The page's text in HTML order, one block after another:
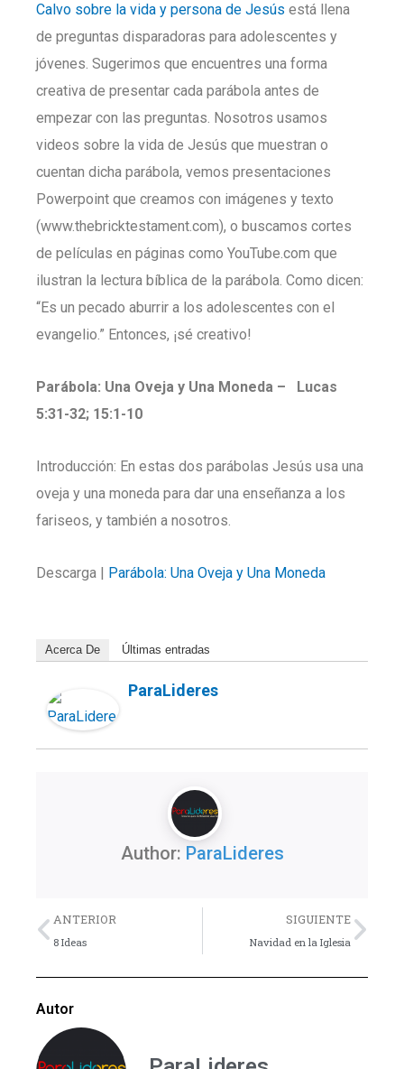
Calvo sobre la vida y persona de Jesús está llena
de preguntas disparadoras para adolescentes y
jóvenes. Sugerimos que encuentres una forma
creativa de presentar cada parábola antes de
empezar con las preguntas. Nosotros usamos
videos sobre la vida de Jesús que muestran o
cuentan dicha parábola, vemos presentaciones
Powerpoint que creamos con imágenes y texto
(www.thebricktestament.com), o buscamos cortes
de películas en páginas como YouTube.com que
ilustran la lectura bíblica de la parábola. Como dicen:
“Es un pecado aburrir a los adolescentes con el
evangelio.” Entonces, ¡sé creativo!
Parábola: Una Oveja y Una Moneda – Lucas
5:31-32; 15:1-10
Introducción: En estas dos parábolas Jesús usa una
oveja y una moneda para dar una enseñanza a los
fariseos, y también a nosotros.
Descarga | Parábola: Una Oveja y Una Moneda
Acerca De Últimas entradas
ParaLideres
Author: ParaLideres
Previo
ANTERIOR
8 Ideas
SIGUIENTE
Navidad en la Iglesia
Autor